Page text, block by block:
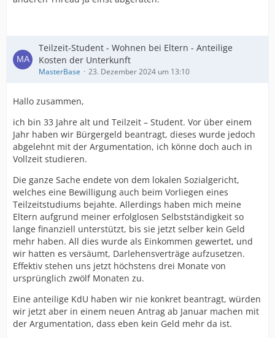
Teilzeit-Student - Wohnen bei Eltern - Anteilige
Kosten der Unterkunft
MasterBase 23. Dezember 2024 um 13:10
Hallo zusammen,
ich bin 33 Jahre alt und Teilzeit – Student. Vor über einem
Jahr haben wir Bürgergeld beantragt, dieses wurde jedoch
abgelehnt mit der Argumentation, ich könne doch auch in
Vollzeit studieren.
Die ganze Sache endete von dem lokalen Sozialgericht,
welches eine Bewilligung auch beim Vorliegen eines
Teilzeitstudiums bejahte. Allerdings haben mich meine
Eltern aufgrund meiner erfolglosen Selbstständigkeit so
lange finanziell unterstützt, bis sie jetzt selber kein Geld
mehr haben. All dies wurde als Einkommen gewertet, und
wir hatten es versäumt, Darlehensverträge aufzusetzen.
Effektiv stehen uns jetzt höchstens drei Monate von
ursprünglich zwölf Monaten zu.
Eine anteilige KdU haben wir nie konkret beantragt, würden
wir jetzt aber in einem neuen Antrag ab Januar machen mit
der Argumentation, dass eben kein Geld mehr da ist.